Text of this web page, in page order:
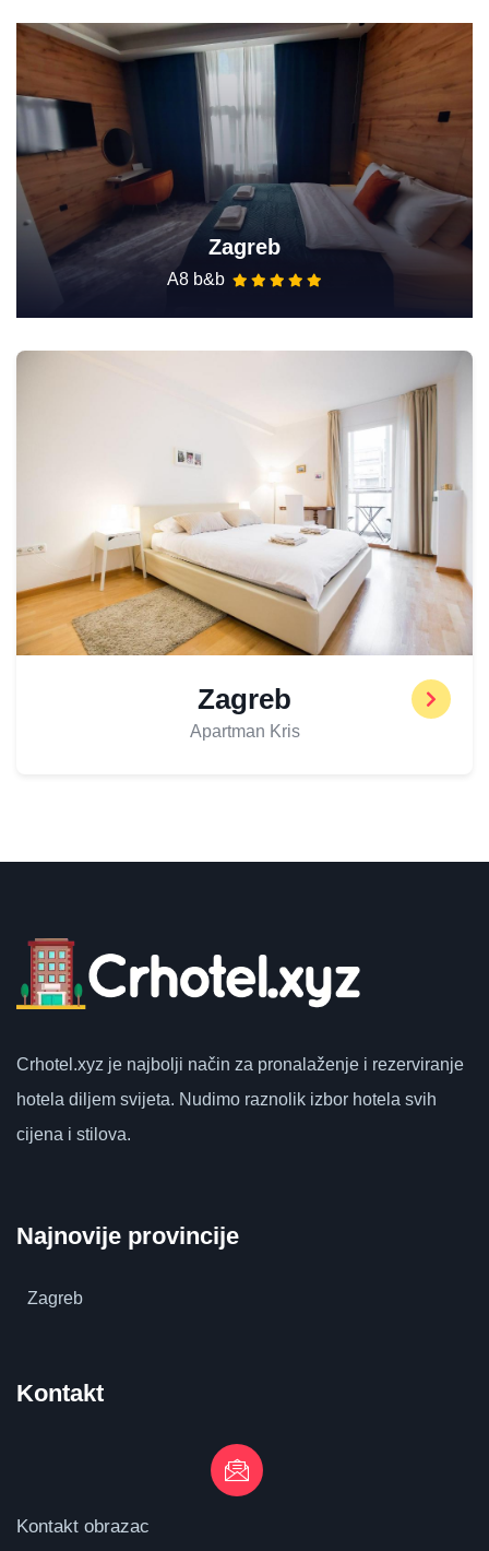
Zagreb
A8 b&b
Zagreb
Apartman Kris
Crhotel.xyz je najbolji način za pronalaženje i rezerviranje
hotela diljem svijeta. Nudimo raznolik izbor hotela svih
cijena i stilova.
Najnovije provincije
Zagreb
Kontakt
Kontakt obrazac